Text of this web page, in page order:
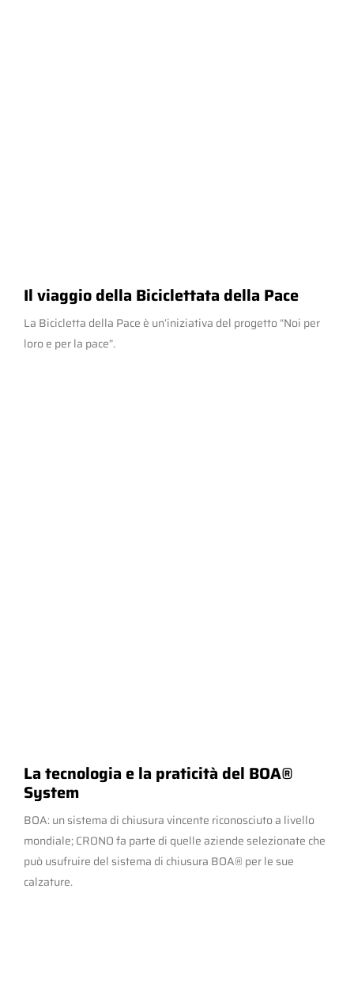
Il viaggio della Biciclettata della Pace
La Bicicletta della Pace è un’iniziativa del progetto “Noi per
loro e per la pace”.
La tecnologia e la praticità del BOA®
System
BOA: un sistema di chiusura vincente riconosciuto a livello
mondiale; CRONO fa parte di quelle aziende selezionate che
può usufruire del sistema di chiusura BOA® per le sue
calzature.